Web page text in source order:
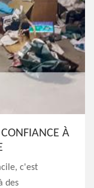
À
c'est
des